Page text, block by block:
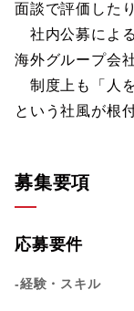
面談で評価したり
社内公募による
海外グループ会
制度上も「人を
という社風が根
募集要項
応募要件
-経験・スキル